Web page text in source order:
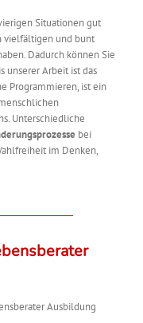
Situationen gut
vielfältigen und bunt
Dadurch können Sie
unserer Arbeit ist das
Programmieren, ist ein
Unterschiedliche
bei
im Denken,
Ausbildung